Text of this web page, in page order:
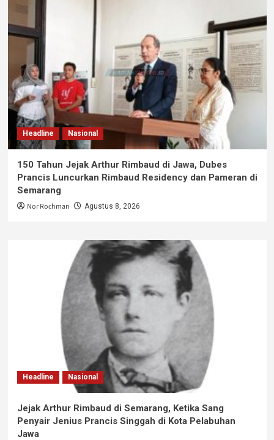
Headline Nasional
150 Tahun Jejak Arthur Rimbaud di Jawa, Dubes
Prancis Luncurkan Rimbaud Residency dan Pameran di
Semarang
Nor Rochman Agustus 8, 2026
Headline Nasional
Jejak Arthur Rimbaud di Semarang, Ketika Sang
Penyair Jenius Prancis Singgah di Kota Pelabuhan
Jawa